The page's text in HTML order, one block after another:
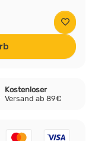
Kostenloser
Versand ab 89€